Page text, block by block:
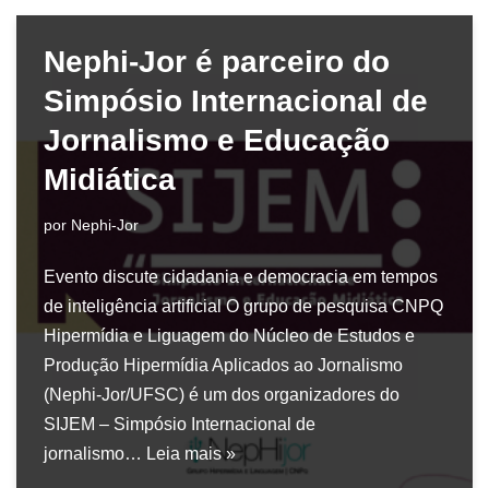
Nephi-Jor é parceiro do
Simpósio Internacional de
Jornalismo e Educação
Midiática
por Nephi-Jor
Evento discute cidadania e democracia em tempos
de inteligência artificial O grupo de pesquisa CNPQ
Hipermídia e Liguagem do Núcleo de Estudos e
Produção Hipermídia Aplicados ao Jornalismo
(Nephi-Jor/UFSC) é um dos organizadores do
SIJEM – Simpósio Internacional de
jornalismo… Leia mais »